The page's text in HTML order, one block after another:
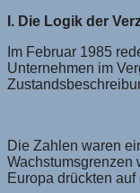
I. Die Logik der
Im Februar 1985
Unternehmen im
Die Zahlen waren
Wachstumsgrenzen
Europa drückten